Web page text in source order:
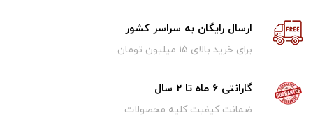
ارسال رایگان به سراسر کشور
برای خرید بالای ۱5 میلیون تومان
گارانتی 6 ماه تا 2 سال
ضمانت کیفیت کلیه محصولات